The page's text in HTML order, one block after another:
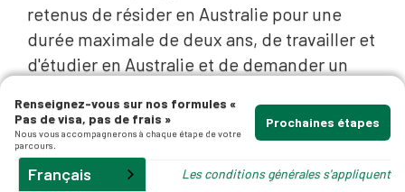
retenus de résider en Australie pour une
durée maximale de deux ans, de travailler et
d'étudier en Australie et de demander un
(864).
Renseignez-vous sur nos formules «
Pas de visa, pas de frais »
Nous vous accompagnerons à chaque étape de votre
parcours.
Prochaines étapes
Les conditions générales s'appliquent
Français